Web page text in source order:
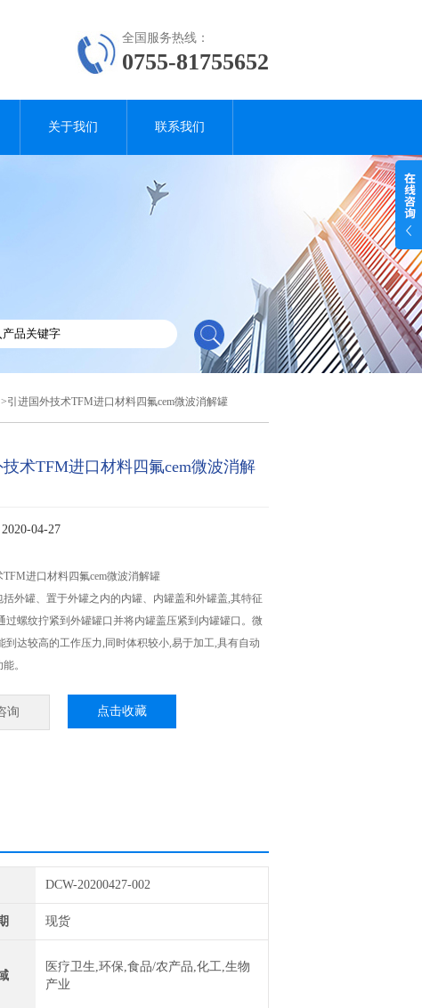
全国服务热线：
0755-81755652
关于我们 联系我们
>引进国外技术TFM进口材料四氟cem微波消解罐
术TFM进口材料四氟cem微波消解
04-27
TFM进口材料四氟cem微波消解罐
括外罐、置于外罐之内的内罐、内罐盖和外罐盖,其特征
过螺纹拧紧到外罐罐口并将内罐盖压紧到内罐罐口。微
到达较高的工作压力,同时体积较小,易于加工,具有自动
。
询 点击收藏
DCW-20200427-002
现货
医疗卫生,环保,食品/农产品,化工,生物
产业